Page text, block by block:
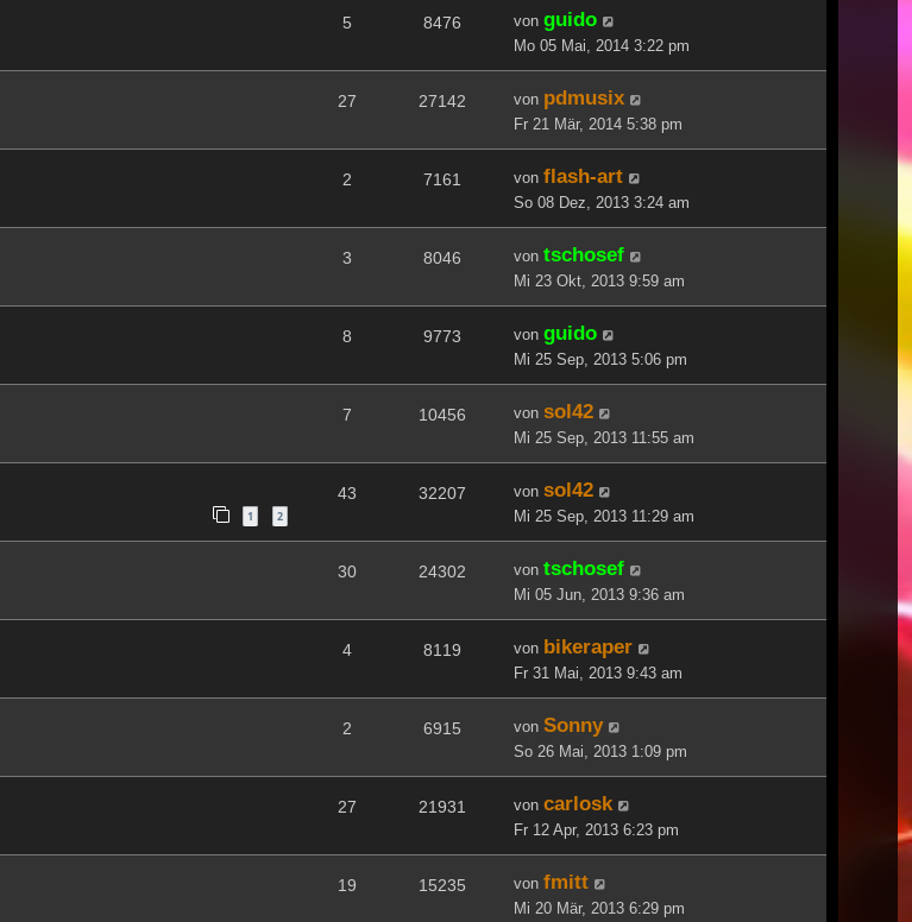
5 8476 von guido
Mo 05 Mai, 2014 3:22 pm
27 27142 von pdmusix
Fr 21 Mär, 2014 5:38 pm
2 7161 von flash-art
So 08 Dez, 2013 3:24 am
3 8046 von tschosef
Mi 23 Okt, 2013 9:59 am
8 9773 von guido
Mi 25 Sep, 2013 5:06 pm
7 10456 von sol42
Mi 25 Sep, 2013 11:55 am
1 2
43 32207 von sol42
Mi 25 Sep, 2013 11:29 am
30 24302 von tschosef
Mi 05 Jun, 2013 9:36 am
4 8119 von bikeraper
Fr 31 Mai, 2013 9:43 am
2 6915 von Sonny
So 26 Mai, 2013 1:09 pm
27 21931 von carlosk
Fr 12 Apr, 2013 6:23 pm
19 15235 von fmitt
Mi 20 Mär, 2013 6:29 pm